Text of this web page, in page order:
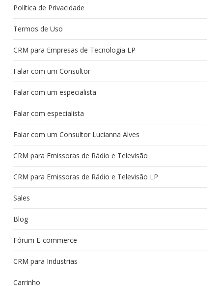
Política de Privacidade
Termos de Uso
CRM para Empresas de Tecnologia LP
Falar com um Consultor
Falar com um especialista
Falar com especialista
Falar com um Consultor Lucianna Alves
CRM para Emissoras de Rádio e Televisão
CRM para Emissoras de Rádio e Televisão LP
Sales
Blog
Fórum E-commerce
CRM para Industrias
Carrinho